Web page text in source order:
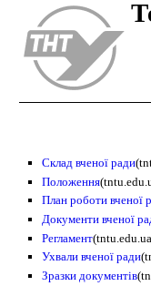
Склад вченої ради
Положення
План роботи вченої
Документи вченої
Регламент
Ухвали вченої ради
Зразки документів